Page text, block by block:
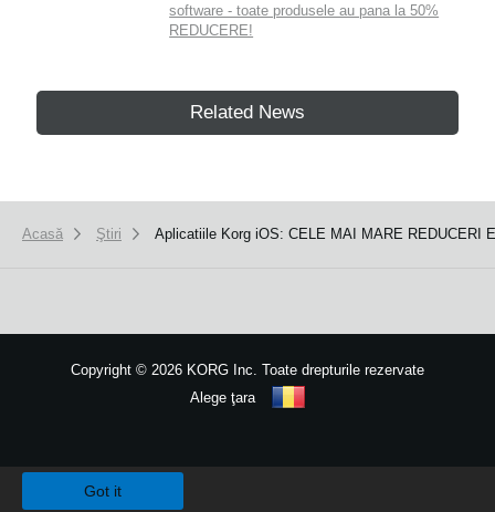
software - toate produsele au pana la 50%
REDUCERE!
Related News
Acasă Ştiri Aplicatiile Korg iOS: CELE MAI MARE REDUCERI
Copyright © 2026 KORG Inc. Toate drepturile rezervate
Alege ţara
Got it